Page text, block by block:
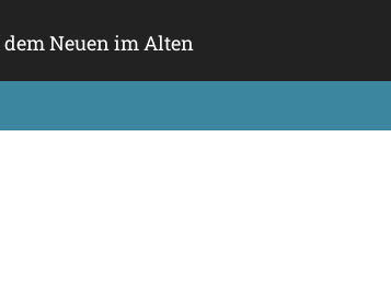
Neuen im Alten